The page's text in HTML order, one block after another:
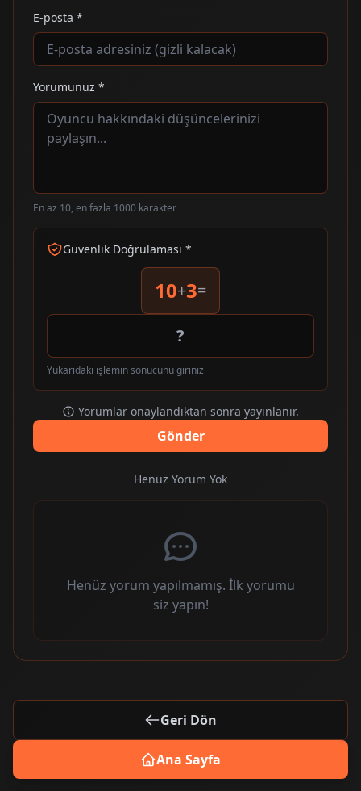
E-posta *
Yorumunuz *
En az 10, en fazla 1000 karakter
Güvenlik Doğrulaması *
10+3=
Yukarıdaki işlemin sonucunu giriniz
Yorumlar onaylandıktan sonra yayınlanır.
Gönder
Henüz Yorum Yok
Henüz yorum yapılmamış. İlk yorumu
siz yapın!
Geri Dön
Ana Sayfa